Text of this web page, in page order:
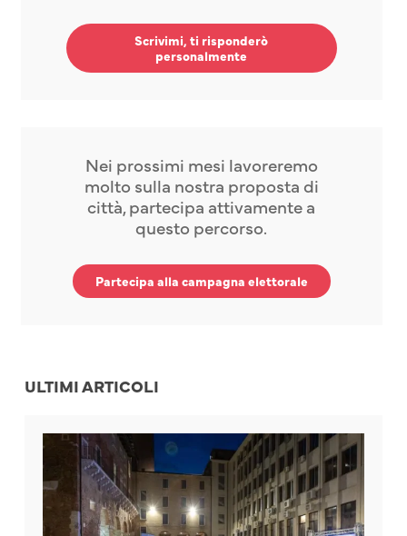
Scrivimi, ti risponderò
personalmente
Nei prossimi mesi lavoreremo
molto sulla nostra proposta di
città, partecipa attivamente a
questo percorso.
Partecipa alla campagna elettorale
ULTIMI ARTICOLI